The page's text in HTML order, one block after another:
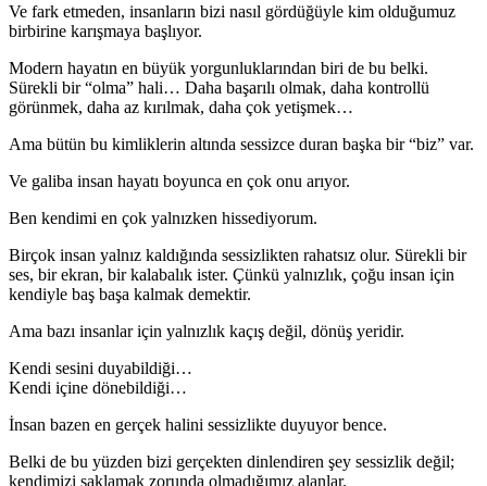
Ve fark etmeden, insanların bizi nasıl gördüğüyle kim olduğumuz
birbirine karışmaya başlıyor.
Modern hayatın en büyük yorgunluklarından biri de bu belki.
Sürekli bir “olma” hali… Daha başarılı olmak, daha kontrollü
görünmek, daha az kırılmak, daha çok yetişmek…
Ama bütün bu kimliklerin altında sessizce duran başka bir “biz” var.
Ve galiba insan hayatı boyunca en çok onu arıyor.
Ben kendimi en çok yalnızken hissediyorum.
Birçok insan yalnız kaldığında sessizlikten rahatsız olur. Sürekli bir
ses, bir ekran, bir kalabalık ister. Çünkü yalnızlık, çoğu insan için
kendiyle baş başa kalmak demektir.
Ama bazı insanlar için yalnızlık kaçış değil, dönüş yeridir.
Kendi sesini duyabildiği…
Kendi içine dönebildiği…
İnsan bazen en gerçek halini sessizlikte duyuyor bence.
Belki de bu yüzden bizi gerçekten dinlendiren şey sessizlik değil;
kendimizi saklamak zorunda olmadığımız alanlar.